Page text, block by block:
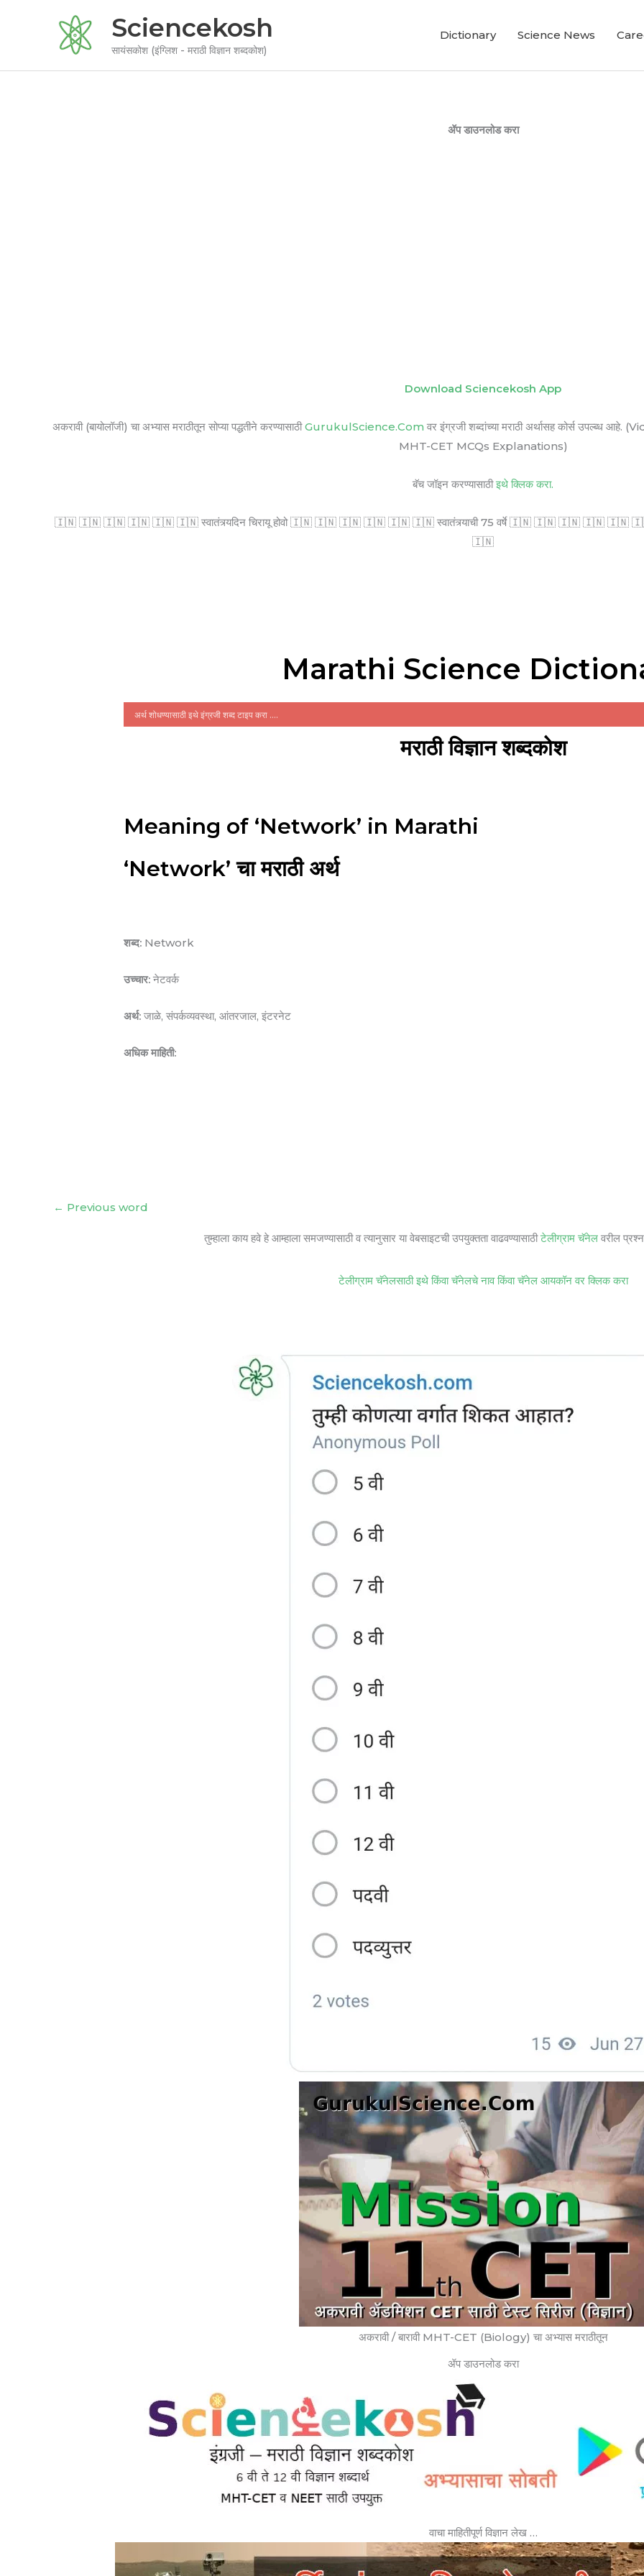
Sciencekosh
सायंसकोश (इंग्लिश - मराठी विज्ञान शब्दकोश)
Dictionary Science News
ॲप डाउनलोड करा
Download Sciencekosh App
अकरावी (बायोलॉजी) चा अभ्यास मराठीतून सोप्या पद्धतीने करण्यासाठीGurukulScience.Com वर इंग्रजी शब्दांच्या मराठी अर्थासह कोर्स
MHT-CET MCQs Explanations)
बॅच जॉइन करण्यासाठीइथे क्लिक करा.
🇮🇳 🇮🇳 🇮🇳 🇮🇳 🇮🇳 🇮🇳 स्वातंत्र्यदिन चिरायू होवो 🇮🇳 🇮🇳 🇮🇳 🇮🇳 🇮🇳 🇮🇳 स्वातंत्र्याची 75 वर्षे 🇮🇳 🇮🇳 🇮🇳 🇮🇳 🇮🇳 🇮🇳
🇮🇳
Marathi Science
मराठी विज्ञान शब्दकोश
Meaning of ‘Network’ in Marathi
‘Network’ चा मराठी अर्थ
शब्द: Network
उच्चार: नेटवर्क
अर्थ: जाळे, संपर्कव्यवस्था, आंतरजाल, इंटरनेट
अधिक माहिती:
← Previous word
तुम्हाला काय हवे हे आम्हाला समजण्यासाठी व त्यानुसार या वेबसाइटची उपयुक्तता वाढवण्यासाठीटेलीग्राम चॅनेल वरील
टेलीग्राम चॅनेलसाठी इथे किंवा चॅनेलचे नाव किंवा चॅनेल आयकॉन वर क्लिक करा
अकरावी / बारावी MHT-CET (Biology) चा अभ्यास मराठीतून
ॲप डाउनलोड करा
वाचा माहितीपूर्ण विज्ञान लेख …